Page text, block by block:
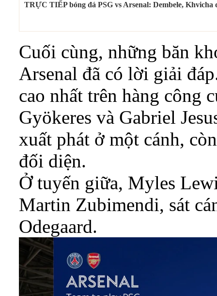
TRỰC TIẾP bóng đá PSG vs Arsenal: Dembele, Khvicha
Cuối cùng, những băn
Arsenal đã có lời giải
cao nhất trên hàng công
Gyökeres và Gabriel
xuất phát ở một cánh,
đối diện.
Ở tuyến giữa, Myles
Martin Zubimendi, sát
Odegaard.